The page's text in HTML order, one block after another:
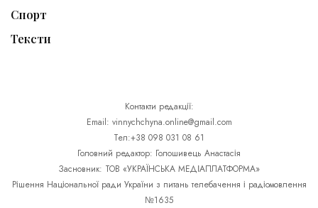
Спорт
Тексти
Контакти редакції:
Email: vinnychchyna.online@gmail.com
Тел:+38 098 031 08 61
Головний редактор: Голошивець Анастасія
Засновник: ТОВ «УКРАЇНСЬКА МЕДІАПЛАТФОРМА»
Рішення Національної ради України з питань телебачення і радіомовлення
№1635